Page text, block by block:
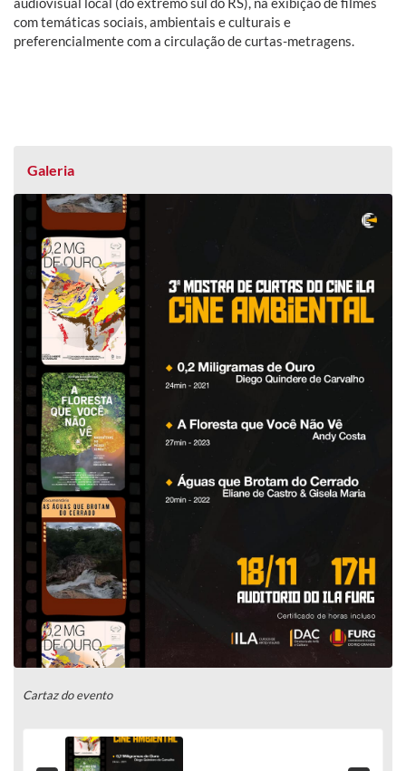
com temáticas sociais, ambientais e culturais e
preferencialmente com a circulação de curtas-metragens.
Galeria
Cartaz do evento